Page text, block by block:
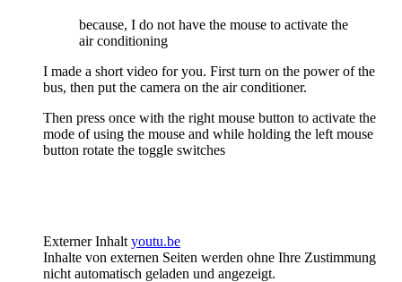
because, I do not have the mouse to activate the
air conditioning
I made a short video for you. First turn on the power of the
bus, then put the camera on the air conditioner.
Then press once with the right mouse button to activate the
mode of using the mouse and while holding the left mouse
button rotate the toggle switches
Externer Inhalt youtu.be
Inhalte von externen Seiten werden ohne Ihre Zustimmung
nicht automatisch geladen und angezeigt.